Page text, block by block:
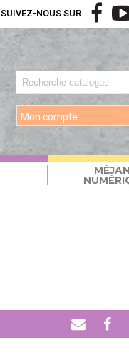
Mon compte
SUIVEZ-NOUS SUR
Envoyer